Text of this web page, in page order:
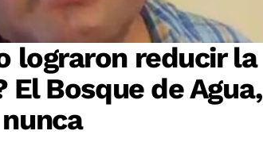
lograron reducir la
El Bosque de Agua,